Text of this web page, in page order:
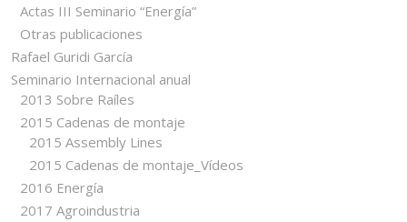
Actas III Seminario “Energía”
Otras publicaciones
Rafael Guridi García
Seminario Internacional anual
2013 Sobre Raíles
2015 Cadenas de montaje
2015 Assembly Lines
2015 Cadenas de montaje_Vídeos
2016 Energía
2017 Agroindustria